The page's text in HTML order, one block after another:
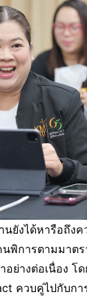
ยังได้หารือถึงค
พิการตามมาต
ย่างต่อเนื่อง โด
ควบคู่ไปกับกา